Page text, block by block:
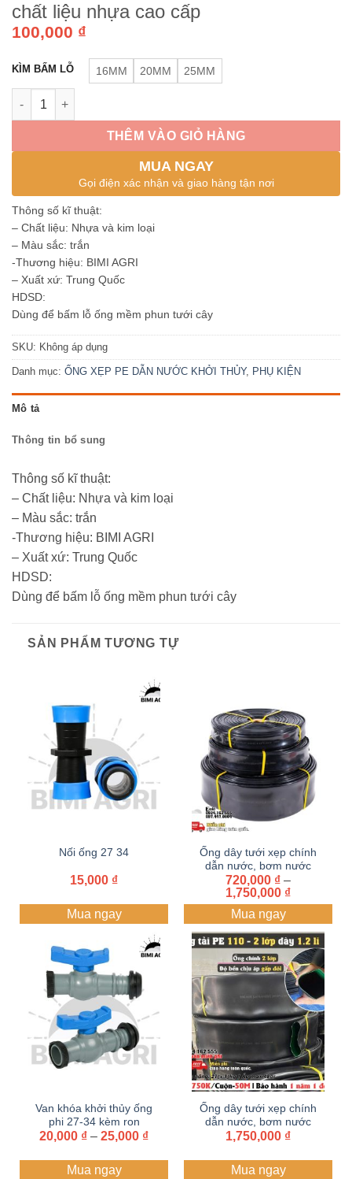
chất liệu nhựa cao cấp
100,000 ₫
KÌM BẤM LỖ 16MM 20MM
25MM
Kìm bấm lỗ ống mềm phi 27 - phi 34 - chất liệu nhựa cao cấp
THÊM VÀO GIỎ HÀNG
MUA NGAY
Gọi điện xác nhận và giao hàng tận nơi
Thông số kĩ thuật:
– Chất liệu: Nhựa và kim loại
– Màu sắc: trắn
-Thương hiệu: BIMI AGRI
– Xuất xứ: Trung Quốc
HDSD:
Dùng để bấm lỗ ống mềm phun tưới cây
SKU: Không áp dụng
Danh mục: ỐNG XẸP PE DẪN NƯỚC KHỞI THỦY, PHỤ KIỆN
Mô tả
Thông tin bổ sung
Thông số kĩ thuật:
– Chất liệu: Nhựa và kim loại
– Màu sắc: trắn
-Thương hiệu: BIMI AGRI
– Xuất xứ: Trung Quốc
HDSD:
Dùng để bấm lỗ ống mềm phun tưới cây
SẢN PHẨM TƯƠNG TỰ
Nối ống 27 34
15,000 ₫
Mua ngay
Ống dây tưới xẹp chính
dẫn nước, bơm nước
42-50-63-75-90-110
Dây dẫn tưới PE , Ống
mềm dẫn nước, ống tải
nước| 2 lớp dày nhất
720,000 ₫ –
1,750,000 ₫Khoảng
giá:
720,000 ₫
đến
1,750,000
Mua ngay
Van khóa khởi thủy ống
phi 27-34 kèm ron
caosu từ ống PVC,
20,000 ₫ – 25,000 ₫Khoảng
từ
Mua ngay
Ống dây tưới xẹp chính
dẫn nước, bơm nước
110 Dây dẫn tưới PE ,
ống tải nước| 2 lớp dày
1.2 li cuộn 50 mét.
1,750,000 ₫
Mua ngay